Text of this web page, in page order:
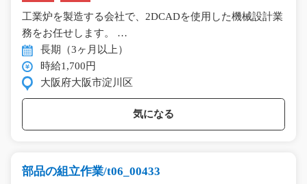
工業炉を製造する会社で、2DCADを使用した機械設計業
務をお任せします。 …
長期（3ヶ月以上）
時給1,700円
大阪府大阪市淀川区
気になる
部品の組立作業/t06_00433